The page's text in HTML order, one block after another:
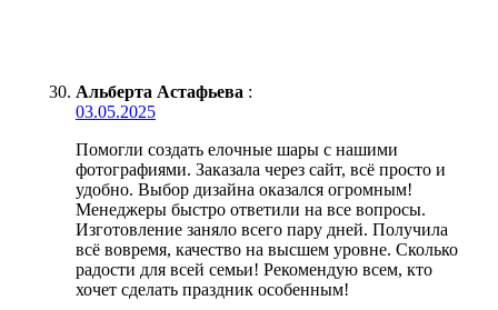
Альберта Астафьева :
03.05.2025
Помогли создать елочные шары с нашими
фотографиями. Заказала через сайт, всё просто и
удобно. Выбор дизайна оказался огромным!
Менеджеры быстро ответили на все вопросы.
Изготовление заняло всего пару дней. Получила
всё вовремя, качество на высшем уровне. Сколько
радости для всей семьи! Рекомендую всем, кто
хочет сделать праздник особенным!